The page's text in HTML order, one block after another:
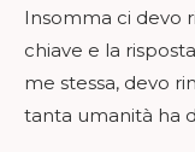
Insomma ci devo
chiave e la
me stessa, devo
tanta umanità ha